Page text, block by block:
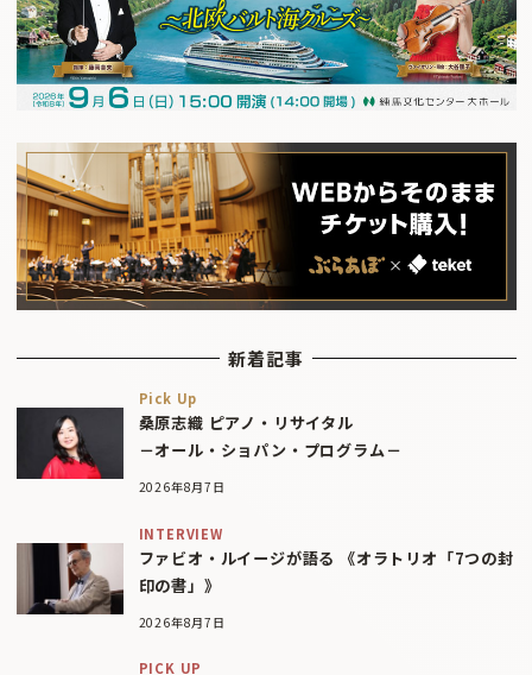
新着記事
Pick Up
桑原志織 ピアノ・リサイタル
－オール・ショパン・プログラム－
2026年8月7日
INTERVIEW
ファビオ・ルイージが語る 《オラトリオ「7つの封
印の書」》
2026年8月7日
PICK UP